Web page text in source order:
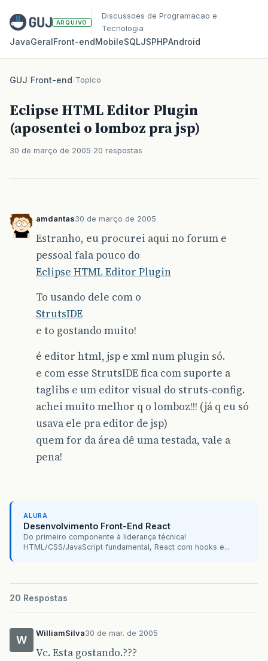
ARQUIVO
Discussoes de Programacao e
Tecnologia
JavaGeralFront‑endMobileSQLJSPHPAndroid
GUJ/Front-end/Topico
Eclipse HTML Editor Plugin
(aposentei o lomboz pra jsp)
30 de março de 2005 20 respostas
amdantas30 de março de 2005
Estranho, eu procurei aqui no forum e
pessoal fala pouco do
Eclipse HTML Editor Plugin
To usando dele com o
StrutsIDE
e to gostando muito!
é editor html, jsp e xml num plugin só.
e com esse StrutsIDE fica com suporte a
taglibs e um editor visual do struts-config.
achei muito melhor q o lomboz!!! (já q eu só
usava ele pra editor de jsp)
quem for da área dê uma testada, vale a
pena!
ALURA
Desenvolvimento Front-End React
Do primeiro componente à liderança técnica!
HTML/CSS/JavaScript fundamental, React com hooks e...
20 Respostas
W
WilliamSilva30 de mar. de 2005
Vc. Esta gostando.???